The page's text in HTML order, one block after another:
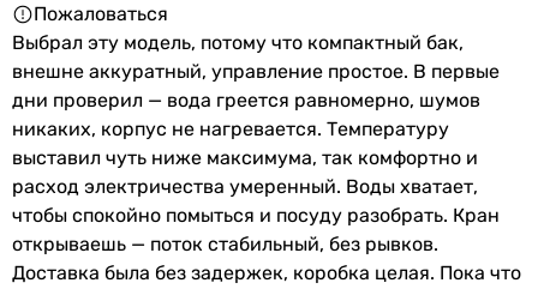
Пожаловаться
Выбрал эту модель, потому что компактный бак,
внешне аккуратный, управление простое. В первые
дни проверил — вода греется равномерно, шумов
никаких, корпус не нагревается. Температуру
выставил чуть ниже максимума, так комфортно и
расход электричества умеренный. Воды хватает,
чтобы спокойно помыться и посуду разобрать. Кран
открываешь — поток стабильный, без рывков.
Доставка была без задержек, коробка целая. Пока что